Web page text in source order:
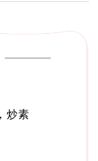
炒素